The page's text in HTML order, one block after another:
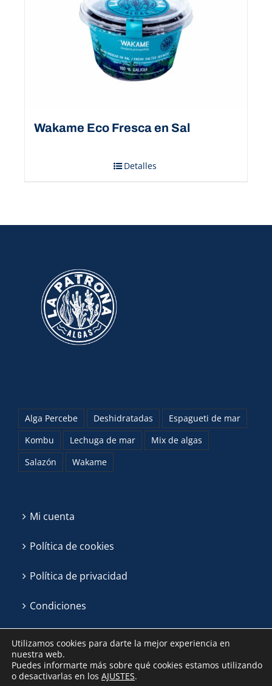
Wakame Eco Fresca en Sal
Detalles
Alga Percebe Deshidratadas
Espagueti de mar
Kombu
Lechuga de mar
Mix de algas
Salazón
Wakame
Mi cuenta
Política de cookies
Política de privacidad
Condiciones
Utilizamos cookies para darte la mejor experiencia en
nuestra web.
Puedes informarte más sobre qué cookies estamos utilizando
o desactivarlas en los AJUSTES.